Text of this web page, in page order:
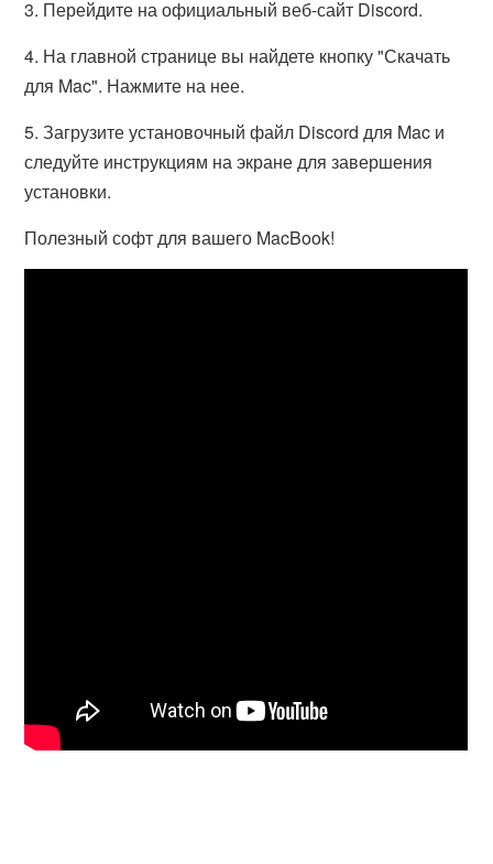
3. Перейдите на официальный веб-сайт Discord.
4. На главной странице вы найдете кнопку "Скачать
для Mac". Нажмите на нее.
5. Загрузите установочный файл Discord для Mac и
следуйте инструкциям на экране для завершения
установки.
Полезный софт для вашего MacBook!